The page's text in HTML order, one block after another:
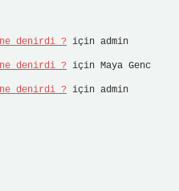
denirdi ? için admin
denirdi ? için Maya Genc
denirdi ? için admin